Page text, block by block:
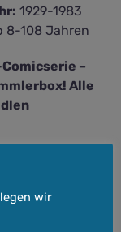
1929-1983
8-108 Jahren
–
Alle
so weit kommt
wir